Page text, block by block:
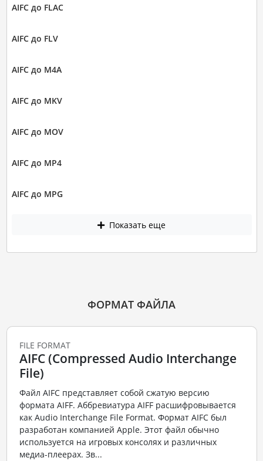
AIFC до FLAC
AIFC до FLV
AIFC до M4A
AIFC до MKV
AIFC до MOV
AIFC до MP4
AIFC до MPG
Показать еще
ФОРМАТ ФАЙЛА
FILE FORMAT
AIFC (Compressed Audio Interchange
File)
Файл AIFC представляет собой сжатую версию
формата AIFF. Аббревиатура AIFF расшифровывается
как Audio Interchange File Format. Формат AIFC был
разработан компанией Apple. Этот файл обычно
используется на игровых консолях и различных
медиа-плеерах. Зв...